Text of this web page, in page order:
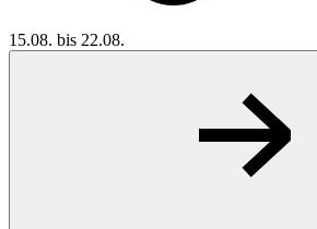
15.08. bis 22.08.